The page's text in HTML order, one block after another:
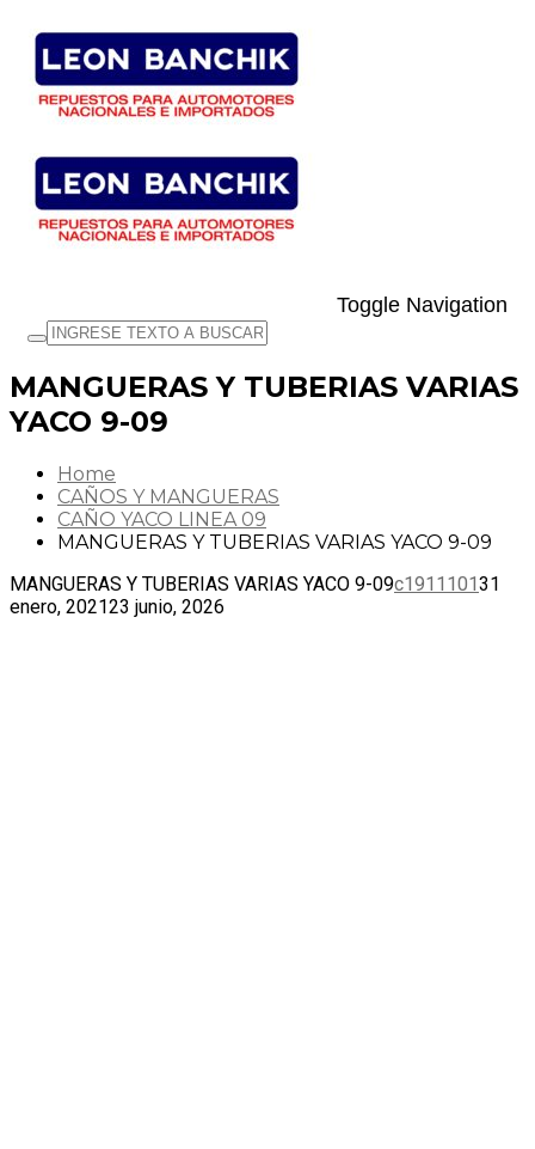
Toggle Navigation
MANGUERAS Y TUBERIAS VARIAS
YACO 9-09
Home
CAÑOS Y MANGUERAS
CAÑO YACO LINEA 09
MANGUERAS Y TUBERIAS VARIAS YACO 9-09
MANGUERAS Y TUBERIAS VARIAS YACO 9-09c191110131
enero, 202123 junio, 2026